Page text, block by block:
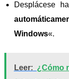
Desplácese
Windows«.
Leer: ¿Cómo